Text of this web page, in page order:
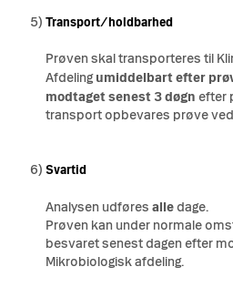
5) Transport/holdbarhed
Prøven skal transporteres til
Afdelingumiddelbart efter
modtaget senest 3 døgn efter
transport opbevares prøve
6) Svartid
Analysen udføres alledage.
Prøven kan under normale
besvaret senest dagen efter
Mikrobiologisk afdeling.